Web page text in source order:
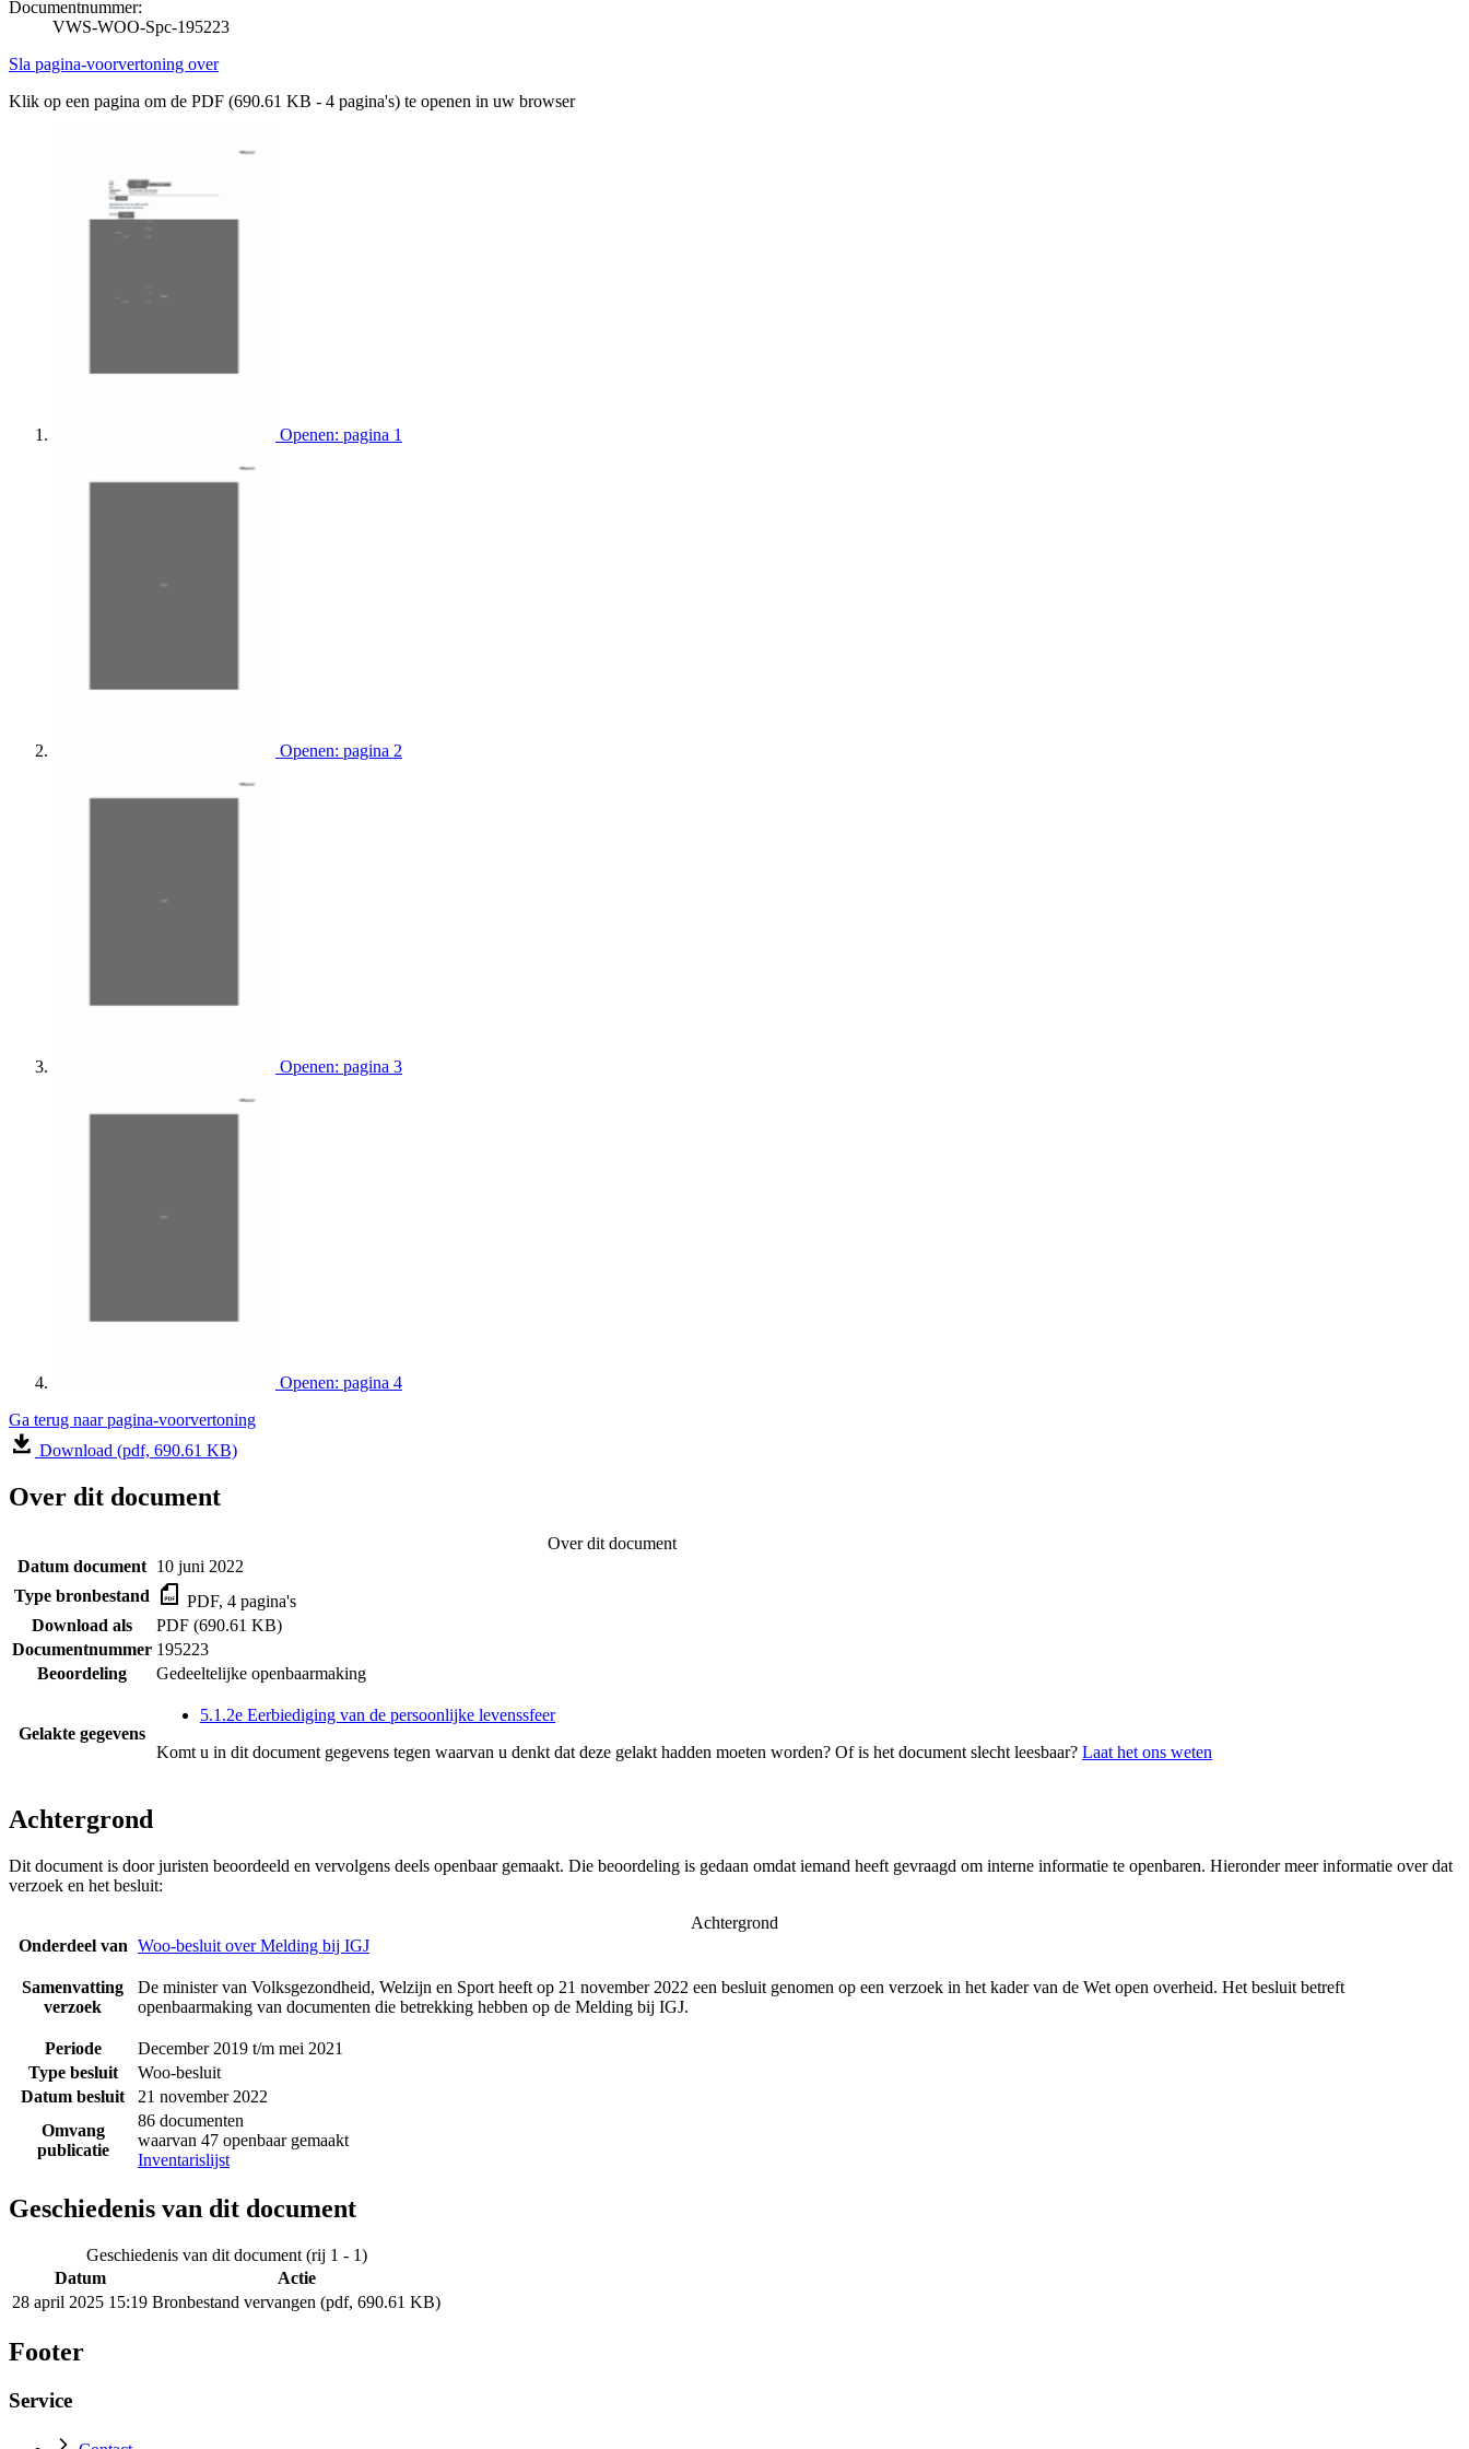
Documentnummer:
VWS-WOO-Spc-195223
Sla pagina-voorvertoning over
Klik op een pagina om de PDF (690.61 KB - 4 pagina's) te openen in uw browser
Openen: pagina 1
Openen: pagina 2
Openen: pagina 3
Openen: pagina 4
Ga terug naar pagina-voorvertoning
Download (pdf, 690.61 KB)
Over dit document
Over dit document
Datum document 10 juni 2022
Type bronbestand
PDF, 4 pagina's
Download als
PDF (690.61 KB)
Documentnummer 195223
Beoordeling
Gedeeltelijke openbaarmaking
Gelakte gegevens
5.1.2e Eerbiediging van de persoonlijke levenssfeer
Komt u in dit document gegevens tegen waarvan u denkt dat deze gelakt hadden moeten worden? Of is het document slecht leesbaar? Laat het ons weten
Achtergrond
Dit document is door juristen beoordeeld en vervolgens deels openbaar gemaakt. Die beoordeling is gedaan omdat iemand heeft gevraagd om interne informatie te openbaren. Hieronder meer informatie over dat
verzoek en het besluit:
Achtergrond
Onderdeel van Woo-besluit over Melding bij IGJ
Samenvatting
verzoek
De minister van Volksgezondheid, Welzijn en Sport heeft op 21 november 2022 een besluit genomen op een verzoek in het kader van de Wet open overheid. Het besluit betreft
openbaarmaking van documenten die betrekking hebben op de Melding bij IGJ.
Periode
December 2019 t/m mei 2021
Type besluit
Woo-besluit
Datum besluit
21 november 2022
Omvang
publicatie
86 documenten
waarvan 47 openbaar gemaakt
Inventarislijst
Geschiedenis van dit document
Geschiedenis van dit document (rij 1 - 1)
Datum
Actie
28 april 2025 15:19 Bronbestand vervangen (pdf, 690.61 KB)
Footer
Service